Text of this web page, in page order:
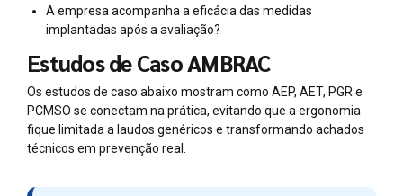
A empresa acompanha a eficácia das medidas
implantadas após a avaliação?
Estudos de Caso AMBRAC
Os estudos de caso abaixo mostram como AEP, AET, PGR e
PCMSO se conectam na prática, evitando que a ergonomia
fique limitada a laudos genéricos e transformando achados
técnicos em prevenção real.